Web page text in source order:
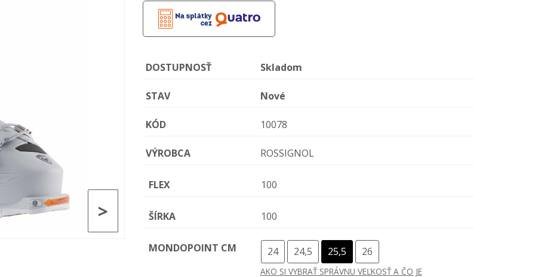
>
DOSTUPNOSŤ Skladom
STAV Nové
KÓD 10078
VÝROBCA ROSSIGNOL
FLEX 100
ŠÍRKA 100
MONDOPOINT CM 24 24,5 25,5 26
AKO SI VYBRAŤ SPRÁVNU VEĽKOSŤ A ČO JE